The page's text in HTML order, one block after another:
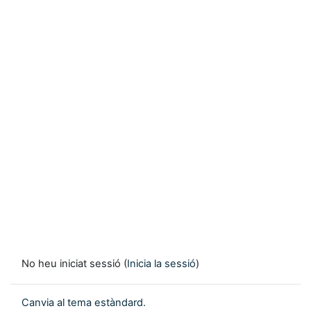
No heu iniciat sessió (Inicia la sessió)
Canvia al tema estàndard.